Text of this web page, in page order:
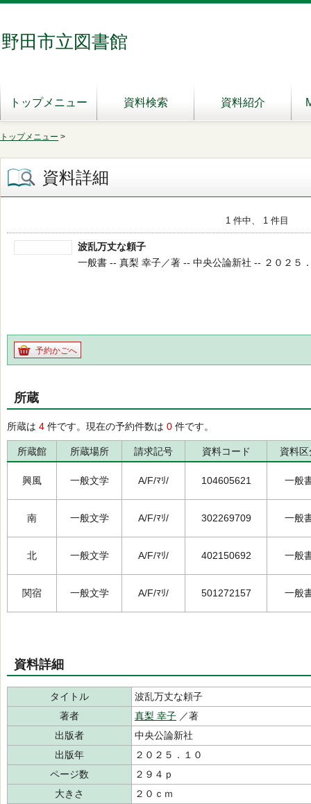
野田市立図書館
トップメニュー 資料検索 資料紹介
トップメニュー >
資料詳細
1 件中、 1 件目
波乱万丈な頼子
一般書 -- 真梨 幸子／著 -- 中央公論新社 -- ２０２５
予約かごへ
所蔵
所蔵は 4 件です。現在の予約件数は 0 件です。
所蔵館 所蔵場所 請求記号 資料コード 資料区
興風 一般文学 A/F/ﾏﾘ/ 104605621 一般
南 一般文学 A/F/ﾏﾘ/ 302269709 一般
北 一般文学 A/F/ﾏﾘ/ 402150692 一般
関宿 一般文学 A/F/ﾏﾘ/ 501272157 一般
資料詳細
タイトル
波乱万丈な頼子
著者
真梨 幸子 ／著
出版者
中央公論新社
出版年
２０２５．１０
ページ数
２９４ｐ
大きさ
２０ｃｍ